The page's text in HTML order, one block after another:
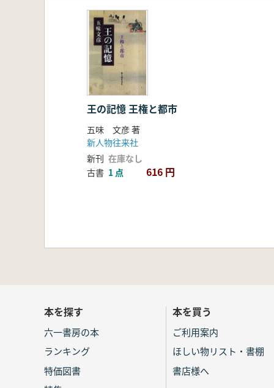
王の記憶 王権と都市
五味 文彦 著
新人物往来社
新刊 在庫なし
古書 1 点 616 円
本を探す
六一書房の本
ランキング
特価図書
本を買う
ご利用案内
ほしい物リスト・書棚
書店様へ